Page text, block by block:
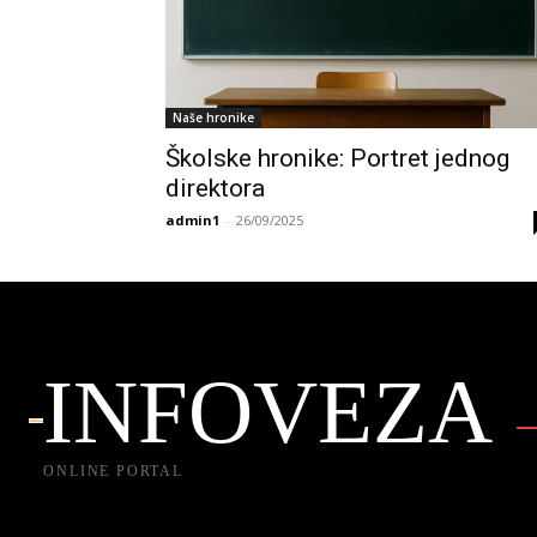
Naše hronike
Školske hronike: Portret jednog
direktora
admin1 - 26/09/2025
INFOVEZA
ONLINE PORTAL